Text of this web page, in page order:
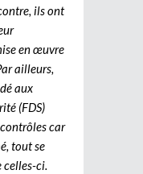
ils ont
en œuvre
ailleurs,
aux
(FDS)
contrôles car
tout se
celles-ci.